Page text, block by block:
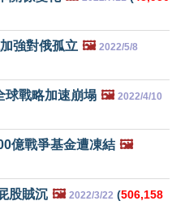
強對俄孤立 🖼️ 2022/5/8
球戰略加速崩塌 🖼️ 2022/4/10
億戰爭基金遭凍結 🖼️
股賊沉 🖼️ 2022/3/22 (506,158